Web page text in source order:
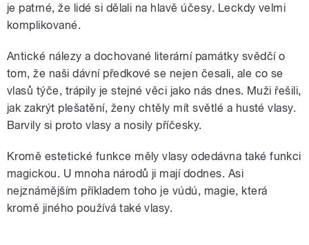
je patrné, že lidé si dělali na hlavě účesy. Leckdy velmi
komplikované.
Antické nálezy a dochované literární památky svědčí o
tom, že naši dávní předkové se nejen česali, ale co se
vlasů týče, trápily je stejné věci jako nás dnes. Muži řešili,
jak zakrýt plešatění, ženy chtěly mít světlé a husté vlasy.
Barvily si proto vlasy a nosily příčesky.
Kromě estetické funkce měly vlasy odedávna také funkci
magickou. U mnoha národů ji mají dodnes. Asi
nejznámějším příkladem toho je vúdú, magie, která
kromě jiného používá také vlasy.